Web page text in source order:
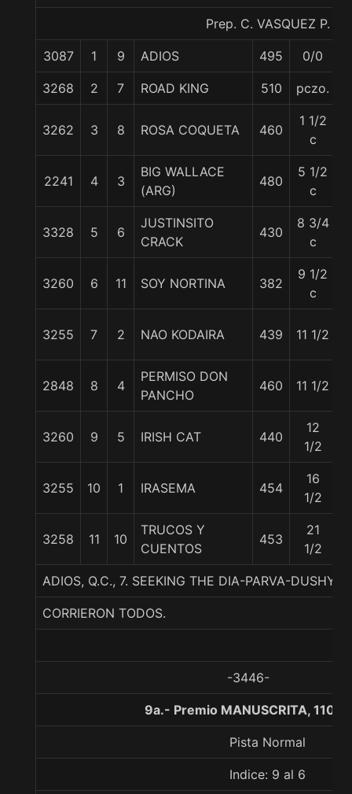
Prep. C. VASQUEZ P.
3087 1 9 ADIOS 495 0/0
3268 2 7 ROAD KING 510 pczo.
3262 3 8 ROSA COQUETA 460
1 1/2
c
2241 4 3
BIG WALLACE
(ARG)
480
5 1/2
c
3328 5 6
JUSTINSITO
CRACK
430
8 3/4
c
3260 6 11 SOY NORTINA 382
9 1/2
c
3255 7 2 NAO KODAIRA 439 11 1/2
2848 8 4
PERMISO DON
PANCHO
460 11 1/2
3260 9 5 IRISH CAT 440
12
1/2
3255 10 1 IRASEMA 454
16
1/2
3258 11 10
TRUCOS Y
CUENTOS
453
21
1/2
ADIOS, Q.C., 7. SEEKING THE DIA-PARVA-
CORRIERON TODOS.
-3446-
9a.- Premio MANUSCRITA, 1100
Pista Normal
Indice: 9 al 6